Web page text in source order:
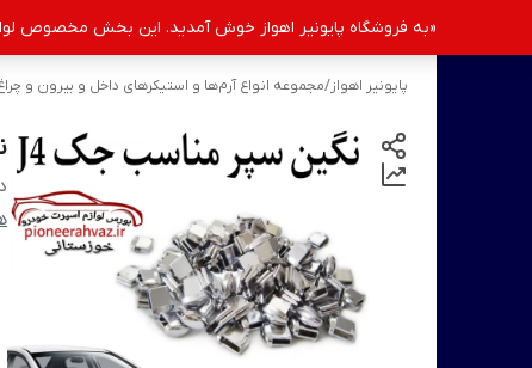
«به فروشگاه پایونیر اهواز خوش آمدید. این بخش مخصوص
پایونیر اهواز/مجموعه انواع آرم‌ها و استیکرهای داخل و بیرون و